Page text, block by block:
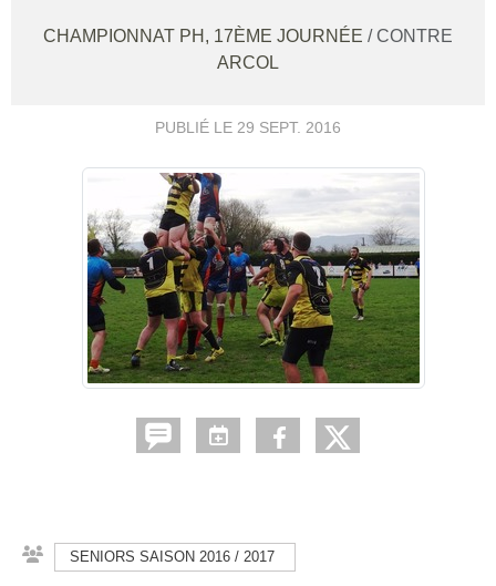
CHAMPIONNAT PH, 17ÈME JOURNÉE / CONTRE
ARCOL
PUBLIÉ LE 29 SEPT. 2016
SENIORS SAISON 2016 / 2017